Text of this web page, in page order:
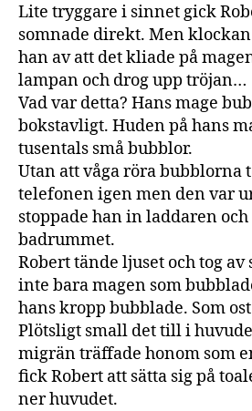
Lite tryggare i sinnet gick
somnade direkt. Men
han av att det kliade på
lampan och drog upp tröjan…
Vad var detta? Hans mage
bokstavligt. Huden på hans
tusentals små bubblor.
Utan att våga röra bubblorna
telefonen igen men den var
stoppade han in laddaren
badrummet.
Robert tände ljuset och tog
inte bara magen som
hans kropp bubblade. Som
Plötsligt small det till i
migrän träffade honom som
fick Robert att sätta sig på
ner huvudet.